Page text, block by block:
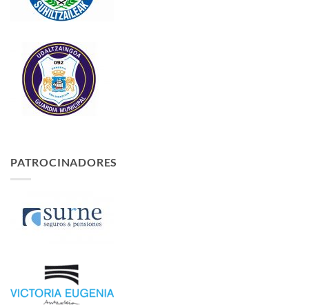
PATROCINADORES